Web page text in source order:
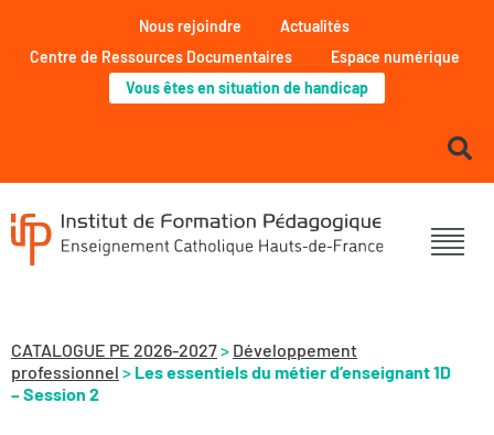
Nous rejoindre
Actualités
Centre de Ressources Documentaires
Espace numérique
Vous êtes en situation de handicap
CATALOGUE PE 2026-2027> Développement
professionnel > Les essentiels du métier d’enseignant 1D
– Session 2